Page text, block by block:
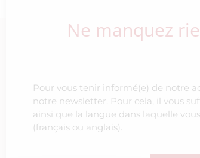
Ne manquez
Pour vous tenir informé(e) de notre
notre newsletter. Pour cela, il vous
ainsi que la langue dans laquelle
(français ou anglais).